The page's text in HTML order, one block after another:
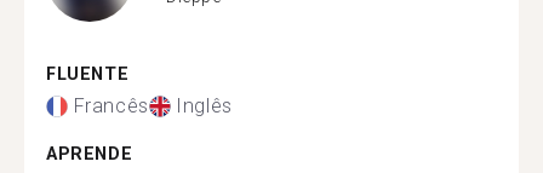
FLUENTE
Francês Inglês
APRENDE